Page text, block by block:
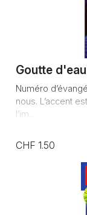
Goutte
Numéro
nous. L’accent
l’im...
CHF 1.50